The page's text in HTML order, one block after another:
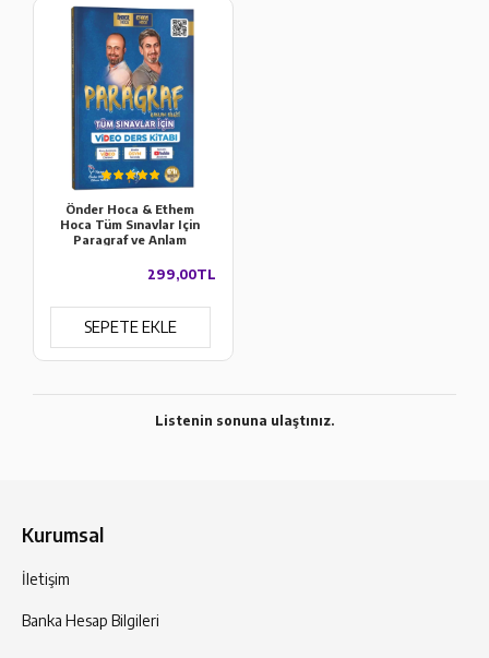
Önder Hoca & Ethem
Hoca Tüm Sınavlar Için
Paragraf ve Anlam
KR Akademi Yayınları
299,00TL
SEPETE EKLE
Listenin sonuna ulaştınız.
Kurumsal
İletişim
Banka Hesap Bilgileri